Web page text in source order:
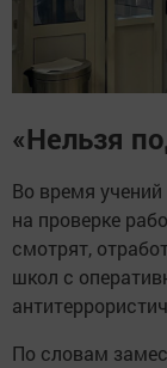
«Нельзя
Во время
на проверке
смотрят,
школ с
По словам